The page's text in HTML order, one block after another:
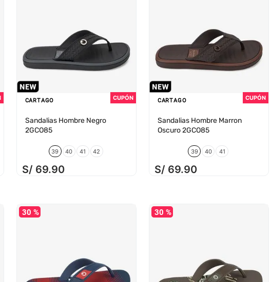
CARTAGO
Sandalias Hombre Negro
2GCO85
39 40 41 42
S/ 69.90
CARTAGO
Sandalias Hombre Marron
Oscuro 2GCO85
39 40 41
S/ 69.90
30 % 30 %